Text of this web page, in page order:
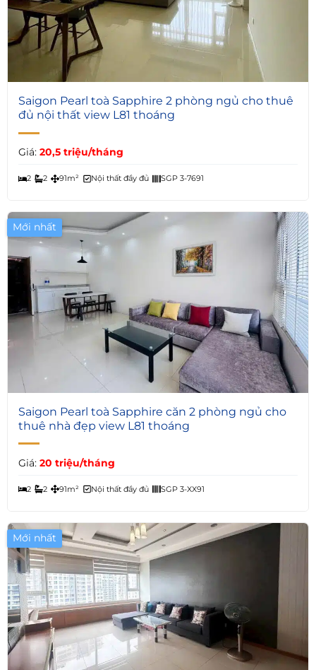
5
Saigon Pearl toà Sapphire 2 phòng ngủ cho thuê
đủ nội thất view L81 thoáng
Giá: 20,5 triệu/tháng
2 2 91m² Nội thất đầy đủ SGP 3-7691
Mới nhất
4
Saigon Pearl toà Sapphire căn 2 phòng ngủ cho
thuê nhà đẹp view L81 thoáng
Giá: 20 triệu/tháng
2 2 91m² Nội thất đầy đủ SGP 3-XX91
Mới nhất Giá Tốt